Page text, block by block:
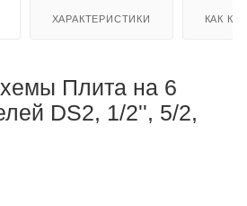
ХАРАКТЕРИСТИКИ КАК
Плита на 6
DS2, 1/2'', 5/2,